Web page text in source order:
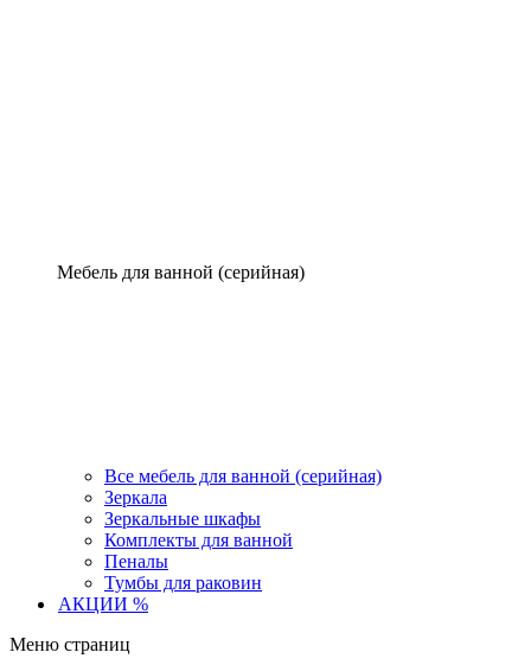
Мебель для ванной (серийная)
Все мебель для ванной (серийная)
Зеркала
Зеркальные шкафы
Комплекты для ванной
Пеналы
Тумбы для раковин
АКЦИИ %
Меню страниц